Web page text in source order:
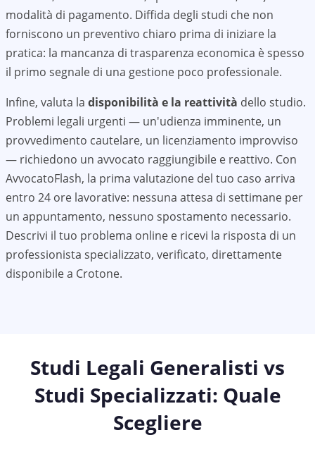
modalità di pagamento. Diffida degli studi che non
forniscono un preventivo chiaro prima di iniziare la
pratica: la mancanza di trasparenza economica è spesso
il primo segnale di una gestione poco professionale.
Infine, valuta la disponibilità e la reattività dello studio.
Problemi legali urgenti — un'udienza imminente, un
provvedimento cautelare, un licenziamento improvviso
— richiedono un avvocato raggiungibile e reattivo. Con
AvvocatoFlash, la prima valutazione del tuo caso arriva
entro 24 ore lavorative: nessuna attesa di settimane per
un appuntamento, nessuno spostamento necessario.
Descrivi il tuo problema online e ricevi la risposta di un
professionista specializzato, verificato, direttamente
disponibile a Crotone.
Studi Legali Generalisti vs
Studi Specializzati: Quale
Scegliere